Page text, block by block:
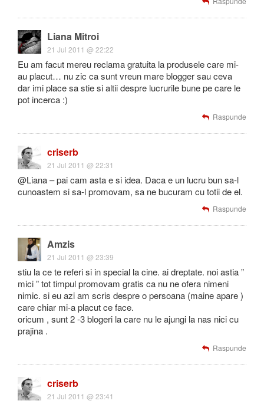
Liana Mitroi
21 Jul 2011 @ 22:22
Eu am facut mereu reclama gratuita la produsele care mi-
au placut… nu zic ca sunt vreun mare blogger sau ceva
dar imi place sa stie si altii despre lucrurile bune pe care le
pot incerca :)
Raspunde
criserb
21 Jul 2011 @ 22:31
@Liana – pai cam asta e si idea. Daca e un lucru bun sa-l
cunoastem si sa-l promovam, sa ne bucuram cu totii de el.
Raspunde
Amzis
21 Jul 2011 @ 23:39
stiu la ce te referi si in special la cine. ai dreptate. noi astia ”
mici ” tot timpul promovam gratis ca nu ne ofera nimeni
nimic. si eu azi am scris despre o persoana (maine apare )
care chiar mi-a placut ce face.
oricum , sunt 2 -3 blogeri la care nu le ajungi la nas nici cu
prajina .
Raspunde
criserb
21 Jul 2011 @ 23:41